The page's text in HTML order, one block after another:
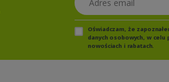
Oświadczam, że
danych osobowych, w
nowościach i rabatach.